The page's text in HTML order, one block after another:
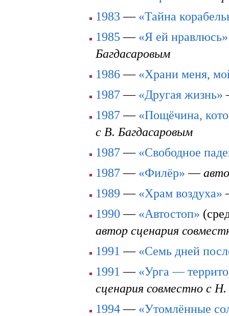
1983 — «Тайна
1985 — «Я ей нравлюсь»
Багдасаровым
1986— «Храни меня,
1987— «Другая жизнь»
1987— «Пощёчина,
с В. Багдасаровым
1987— «Свободное
1987— «Филёр» —
1989 — «Храм воздуха»
1990 — «Автостоп»
автор сценария
1991 — «Семь дней
1991 — «Урга —
сценария совместно с
1994— «Утомлённые